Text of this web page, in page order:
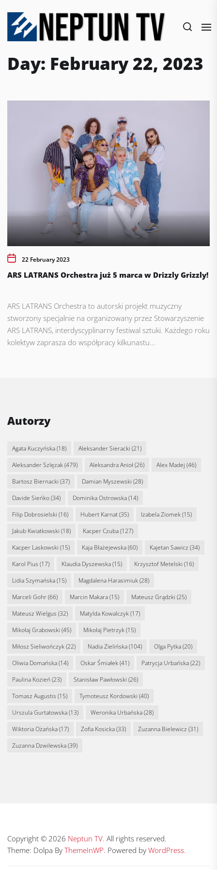
content
Day: February 22, 2023
22 February 2023
ARS LATRANS Orchestra już 5 marca w Drizzly Grizzly!
ARS LATRANS Orchestra to autorski projekt muzyczny
stworzony specjalnie na organizowany przez Stowarzyszenie
ARS LATRANS, interdyscyplinarny festiwal sztuki. Każdego roku
kolektyw zaprasza do współpracy kilkunastu...
Autorzy
Agata Kuczyńska(18) Aleksander Sieracki (21)
Aleksander Szlęzak(479) Aleksandra Anioł(26) Alex Madej (46)
Bartosz Biernacki (37) Damian Myszewski (28)
Davide Sieńko(34) Dominika Ostrowska(14)
Filip Dobrosielski (16) Hubert Karnat(35) Izabela Ziomek(15)
Jakub Kwiatkowski (18) Kacper Czuba(127)
Kacper Laskowski (15) Kaja Błażejewska(60) Kajetan Sawicz (34)
Karol Pius (17) Klaudia Dyszewska(15) Krzysztof Metelski (16)
Lidia Szymańska(15) Magdalena Harasimiuk(28)
Marceli Gohr(66) Marcin Makara(15) Mateusz Grądzki (25)
Mateusz Wielgus (32) Matylda Kowalczyk(17)
Mikołaj Grabowski (45) Mikołaj Pietrzyk(15)
Miłosz Sieliwończyk(22) Nadia Zielińska(104) Olga Pytka(20)
Oliwia Domańska(14) Oskar Śmiałek(41) Patrycja Urbańska(22)
Paulina Kozień (23) Stanisław Pawłowski (26)
Tomasz Augustis (15) Tymoteusz Kordowski (40)
Urszula Gurtatowska(13) Weronika Urbańska(28)
Wiktoria Ożańska(17) Zofia Kosicka(33) Zuzanna Bielewicz (31)
Zuzanna Dzwilewska(39)
Copyright © 2026 Neptun TV. All rights reserved.
Theme: Dolpa By ThemeInWP. Powered by WordPress.